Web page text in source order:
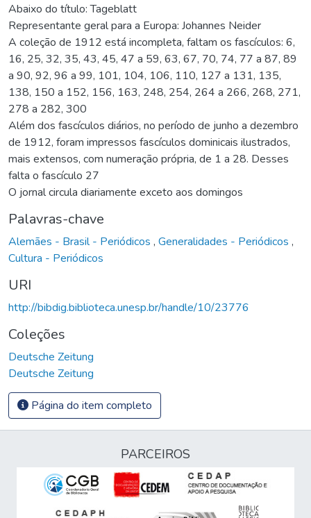
Abaixo do título: Tageblatt
Representante geral para a Europa: Johannes Neider
A coleção de 1912 está incompleta, faltam os fascículos: 6,
16, 25, 32, 35, 43, 45, 47 a 59, 63, 67, 70, 74, 77 a 87, 89
a 90, 92, 96 a 99, 101, 104, 106, 110, 127 a 131, 135,
138, 150 a 152, 156, 163, 248, 254, 264 a 266, 268, 271,
278 a 282, 300
Além dos fascículos diários, no período de junho a dezembro
de 1912, foram impressos fascículos dominicais ilustrados,
mais extensos, com numeração própria, de 1 a 28. Desses
falta o fascículo 27
O jornal circula diariamente exceto aos domingos
Palavras-chave
Alemães - Brasil - Periódicos , Generalidades - Periódicos ,
Cultura - Periódicos
URI
http://bibdig.biblioteca.unesp.br/handle/10/23776
Coleções
Deutsche Zeitung
Deutsche Zeitung
Página do item completo
PARCEIROS